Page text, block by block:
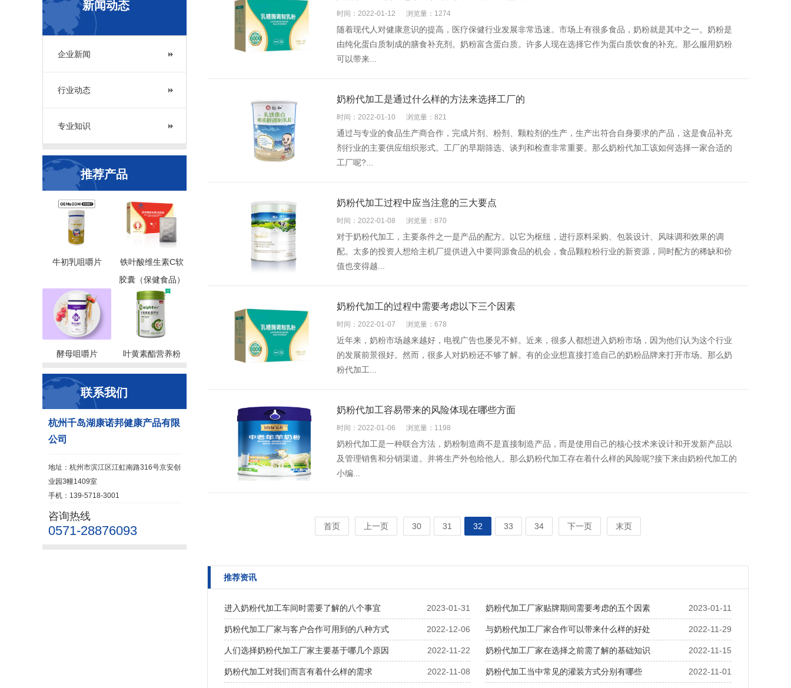
新闻动态
企业新闻
行业动态
专业知识
推荐产品
牛初乳咀嚼片
铁叶酸维生素C软
胶囊（保健食品）
酵母咀嚼片 叶黄素酯营养粉
联系我们
杭州千岛湖康诺邦健康产品有限
公司
地址：杭州市滨江区江虹南路316号京安创
业园3幢1409室
手机：139-5718-3001
咨询热线
0571-28876093
时间：2022-01-12 浏览量：1274
随着现代人对健康意识的提高，医疗保健行业发展非常迅速。市场上有很多食品，奶粉就是其中之一。奶粉是
由纯化蛋白质制成的膳食补充剂。奶粉富含蛋白质。许多人现在选择它作为蛋白质饮食的补充。那么服用奶粉
可以带来...
奶粉代加工是通过什么样的方法来选择工厂的
时间：2022-01-10 浏览量：821
通过与专业的食品生产商合作，完成片剂、粉剂、颗粒剂的生产，生产出符合自身要求的产品，这是食品补充
剂行业的主要供应组织形式。工厂的早期筛选、谈判和检查非常重要。那么奶粉代加工该如何选择一家合适的
工厂呢?...
奶粉代加工过程中应当注意的三大要点
时间：2022-01-08 浏览量：870
对于奶粉代加工，主要条件之一是产品的配方。以它为枢纽，进行原料采购、包装设计、风味调和效果的调
配。太多的投资人想给主机厂提供进入中要同源食品的机会，食品颗粒粉行业的新资源，同时配方的稀缺和价
值也变得越...
奶粉代加工的过程中需要考虑以下三个因素
时间：2022-01-07 浏览量：678
近年来，奶粉市场越来越好，电视广告也屡见不鲜。近来，很多人都想进入奶粉市场，因为他们认为这个行业
的发展前景很好。然而，很多人对奶粉还不够了解。有的企业想直接打造自己的奶粉品牌来打开市场。那么奶
粉代加工...
奶粉代加工容易带来的风险体现在哪些方面
时间：2022-01-06 浏览量：1198
奶粉代加工是一种联合方法，奶粉制造商不是直接制造产品，而是使用自己的核心技术来设计和开发新产品以
及管理销售和分销渠道。并将生产外包给他人。那么奶粉代加工存在着什么样的风险呢?接下来由奶粉代加工​的
小编...
首页 上一页 30 31 32 33 34 下一页 末页
推荐资讯
2023-01-31
进入奶粉代加工车间时需要了解的八个事宜 2023-01-11
奶粉代加工厂家贴牌期间需要考虑的五个因素
2022-12-06
奶粉代加工厂家与客户合作可用到的八种方式 2022-11-29
与奶粉代加工厂家合作可以带来什么样的好处
2022-11-22
人们选择奶粉代加工厂家主要基于哪几个原因 2022-11-15
奶粉代加工厂家在选择之前需了解的基础知识
2022-11-08
奶粉代加工对我们而言有着什么样的需求 2022-11-01
奶粉代加工当中常见的灌装方式分别有哪些